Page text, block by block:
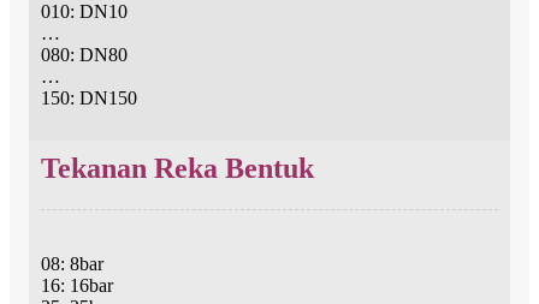
010: DN10
…
080: DN80
…
150: DN150
Tekanan Reka Bentuk
08: 8bar
16: 16bar